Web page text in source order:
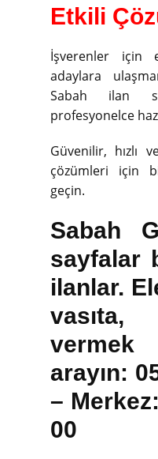
Etkili
İşverenler için
adaylara
Sabah ilan
profesyonelce
Güvenilir, hızlı
çözümleri için
geçin.
Sabah
sayfalar
ilanlar.
vasıta,
arayın:
–
00